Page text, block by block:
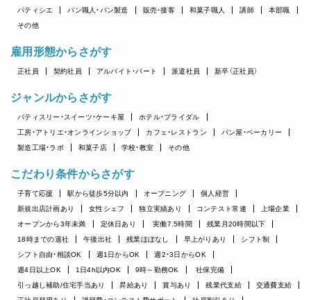
パティシエ パン職人・パン製造 販売・接客 和菓子職人 講師
本部職
その他
雇用形態からさがす
正社員 契約社員 アルバイト・パート 派遣社員 新卒（正社員）
ジャンルからさがす
パティスリー・スイーツ・ケーキ屋
ホテル・ブライダル
工房・アトリエ・オンラインショップ
カフェ・レストラン
パン屋・ベーカリー
製造工場・ラボ
和菓子店 学校・教室 その他
こだわり条件からさがす
子育て応援 駅から徒歩5分以内 オープニング
個人経営
新規出店計画あり
女性シェフ 独立実績あり コンテスト常連
上場企業
オープンから3年未満
定休日あり 実働7.5時間
残業月20時間以下
18時までの退社
午後出社 残業ほぼなし 早上がりあり
シフト制
シフト自由・相談OK
週1日からOK
週2・3日からOK
週4日以上OK
1日4h以内OK 9時～勤務OK
社保完備
引っ越し補助/住宅手当あり
昇給あり 賞与あり 残業代支給
交通費支給